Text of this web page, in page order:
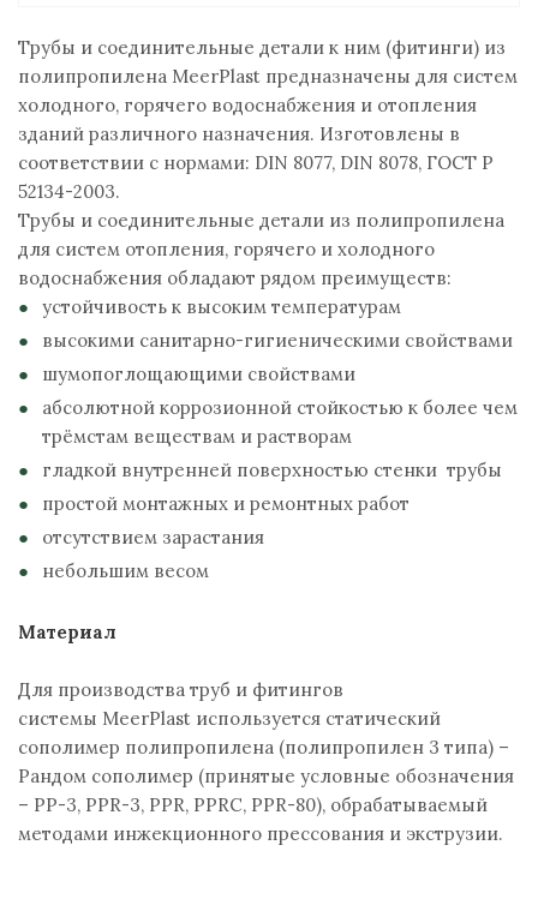
Трубы и соединительные детали к ним (фитинги) из
полипропилена MeerPlast предназначены для систем
холодного, горячего водоснабжения и отопления
зданий различного назначения. Изготовлены в
соответствии с нормами: DIN 8077, DIN 8078, ГОСТ P
52134-2003.
Трубы и соединительные детали из полипропилена
для систем отопления, горячего и холодного
водоснабжения обладают рядом преимуществ:
устойчивость к высоким температурам
высокими санитарно-гигиеническими свойствами
шумопоглощающими свойствами
абсолютной коррозионной стойкостью к более чем
трёмстам веществам и растворам
гладкой внутренней поверхностью стенки трубы
простой монтажных и ремонтных работ
отсутствием зарастания
небольшим весом
Материал
Для производства труб и фитингов
системы MeerPlast используется статический
сополимер полипропилена (полипропилен 3 типа) –
Рандом сополимер (принятые условные обозначения
– PP-3, PPR-3, PPR, PPRC, PPR-80), обрабатываемый
методами инжекционного прессования и экструзии.